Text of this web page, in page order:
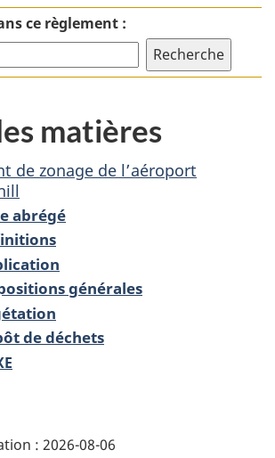
de
Churchill
l’aéroport
de
l’aéroport
Churchill
ce règlement :
matières
de zonage de l’aéroport
abrégé
générales
de déchets
: 2026-08-06